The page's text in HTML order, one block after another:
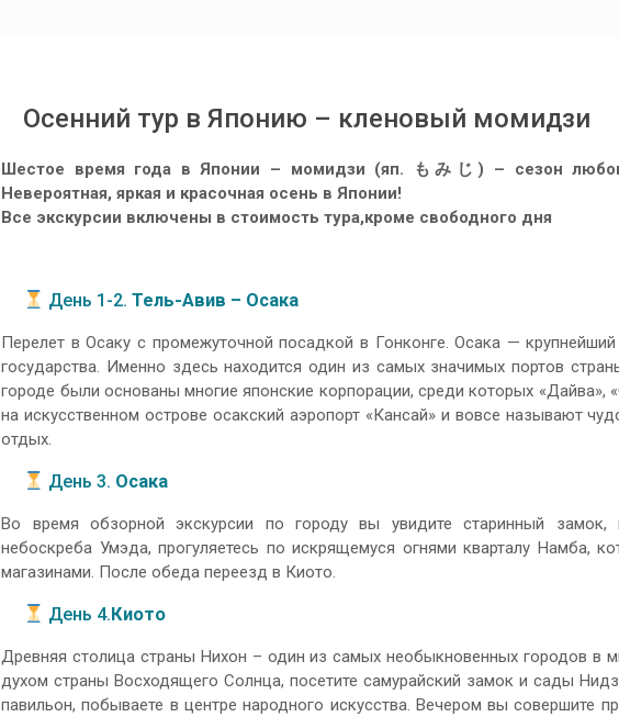
Осенний тур в Японию – кленовый момидзи
Шестое время года в Японии – момидзи (яп. もみじ ) – сезон
Невероятная, яркая и красочная осень в Японии!
Все экскурсии включены в стоимость тура,кроме свободного дня
День 1-2. Тель-Авив – Осака
Перелет в Осаку с промежуточной посадкой в Гонконге. Осака —
государства. Именно здесь находится один из самых значимых портов
городе были основаны многие японские корпорации, среди которых «Дайва»,
на искусственном острове осакский аэропорт «Кансай» и вовсе называют
отдых.
День 3. Осака
Во время обзорной экскурсии по городу вы увидите старинный
небоскреба Умэда, прогуляетесь по искрящемуся огнями кварталу Намба,
магазинами. После обеда переезд в Киото.
День 4.Киото
Древняя столица страны Нихон – один из самых необыкновенных городов в
духом страны Восходящего Солнца, посетите самурайский замок и сады
павильон, побываете в центре народного искусства. Вечером вы совершите